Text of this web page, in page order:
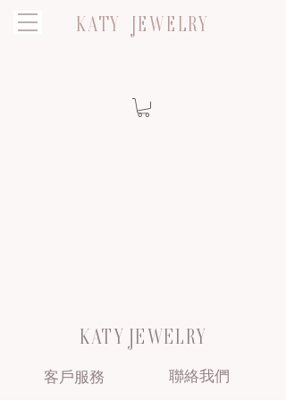
KATY JEWELRY
KATY JEWELRY
客戶服務 聯絡我們